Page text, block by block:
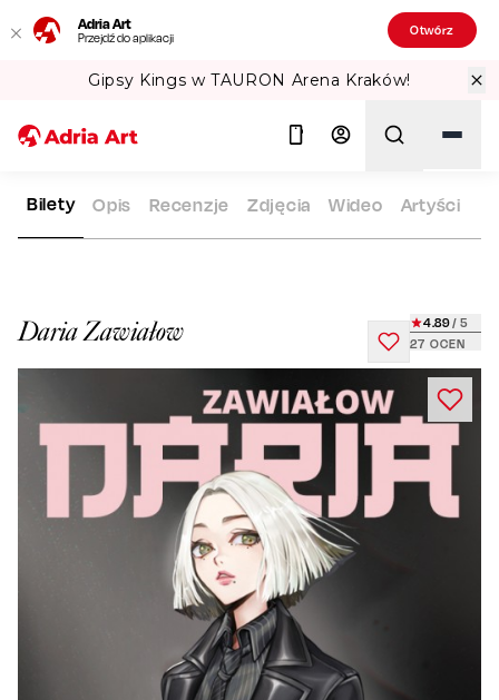
Adria Art
Przejdź do aplikacji Otwórz
Gipsy Kings w TAURON Arena Kraków!
ADRIA ART REPERTUAR DARIA ZAWIAŁOW
Daria Zawiałow 27 OCEN
4.89/ 5
Bilety Opis Recenzje Zdjęcia Wideo Artyści